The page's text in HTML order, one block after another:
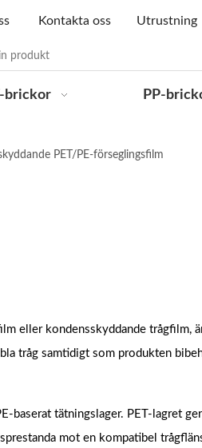
Kontakta oss Utrustning
brickor PP-
PET/PE-förseglingsfilm
eller kondensskyddande trågfilm,
tråg samtidigt som produkten
baserat tätningslager. PET-lagret
mot en kompatibel